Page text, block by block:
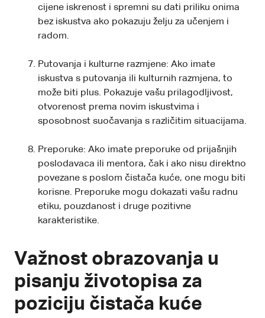
cijene iskrenost i spremni su dati priliku onima
bez iskustva ako pokazuju želju za učenjem i
radom.
Putovanja i kulturne razmjene: Ako imate
iskustva s putovanja ili kulturnih razmjena, to
može biti plus. Pokazuje vašu prilagodljivost,
otvorenost prema novim iskustvima i
sposobnost suočavanja s različitim situacijama.
Preporuke: Ako imate preporuke od prijašnjih
poslodavaca ili mentora, čak i ako nisu direktno
povezane s poslom čistača kuće, one mogu biti
korisne. Preporuke mogu dokazati vašu radnu
etiku, pouzdanost i druge pozitivne
karakteristike.
Važnost obrazovanja u
pisanju životopisa za
poziciju čistača kuće